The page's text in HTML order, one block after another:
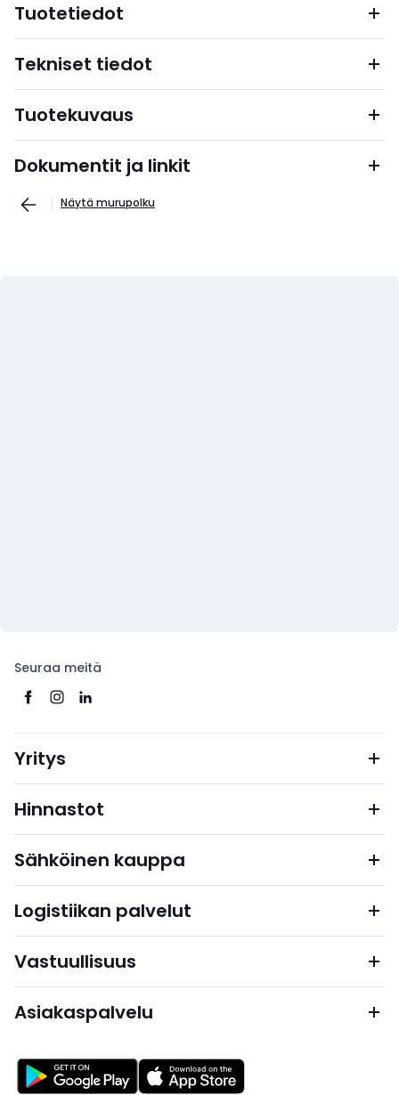
Tuotetiedot
Tekniset tiedot
Tuotekuvaus
Dokumentit ja linkit
Näytä murupolku
Seuraa meitä
Yritys
Hinnastot
Sähköinen kauppa
Logistiikan palvelut
Vastuullisuus
Asiakaspalvelu